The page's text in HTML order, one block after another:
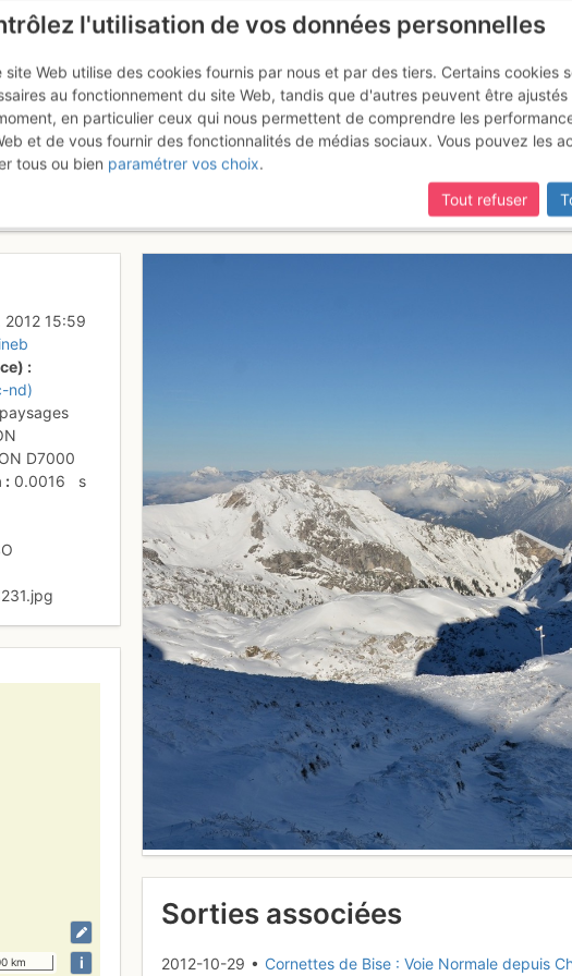
mise à jour du site,si certaines pages ne sont plus accessibles,
le site.nom 2250m, rochers de Chaudin,
2172m
2012 15:59
nd)
paysages
D7000
0.0016
s
km i
Sorties associées
2012-10-29 • Cornettes de Bise : Voie Normale depuis
l'utilisation de vos données personnelles
site Web utilise des cookies fournis par nous et par des tiers. Certains cookies
au fonctionnement du site Web, tandis que d'autres peuvent être ajustés
en particulier ceux qui nous permettent de comprendre les
et de vous fournir des fonctionnalités de médias sociaux. Vous pouvez les
tous ou bien paramétrer vos choix.
Tout refuser